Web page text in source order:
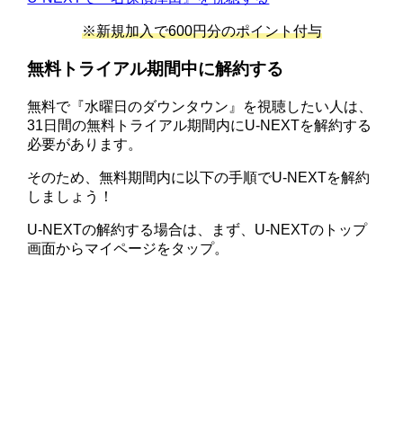
※新規加入で600円分のポイント付与
無料トライアル期間中に解約する
無料で『水曜日のダウンタウン』を視聴したい人は、
31日間の無料トライアル期間内にU-NEXTを解約する
必要があります。
そのため、無料期間内に以下の手順でU-NEXTを解約
しましょう！
U-NEXTの解約する場合は、まず、U-NEXTのトップ
画面からマイページをタップ。